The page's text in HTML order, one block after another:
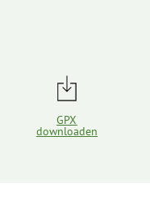
GPX
downloaden